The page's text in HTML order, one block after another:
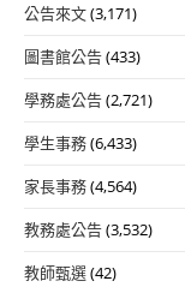
公告來文(3,171)
圖書館公告(433)
學務處公告(2,721)
學生事務(6,433)
家長事務(4,564)
教務處公告(3,532)
教師甄選(42)